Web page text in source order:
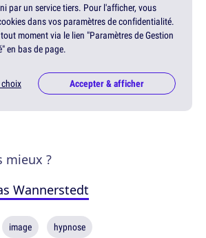
par un service tiers. Pour l'afficher, vous
dans vos paramètres de confidentialité.
moment via le lien "Paramètres de Gestion
en bas de page.
choix Accepter & afficher
mieux ?
Wannerstedt
image hypnose